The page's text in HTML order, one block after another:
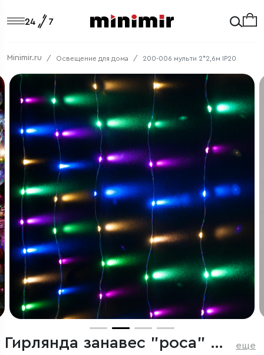
Minimir.ru Освещение для дома 200-006 мульти 2*2,6м IP20
Гирлянда занавес "роса" мульти 2*2,6М IP20 еще